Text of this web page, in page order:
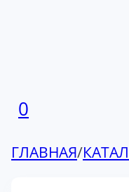
0
ГЛАВНАЯ/